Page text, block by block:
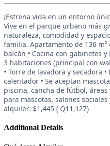
¡Estrena vida en un entorno
Vive en el parque urbano más
naturaleza, comodidad y
familia. Apartamento de 136 m²
balcón • Cocina con gabinetes
3 habitaciones (principal con
• Torre de lavadora y secadora
calentador • Se aceptan
piscina, cancha de fútbol,
para mascotas, salones
alquiler: $1,445 ( Q11,127)
Additional Details